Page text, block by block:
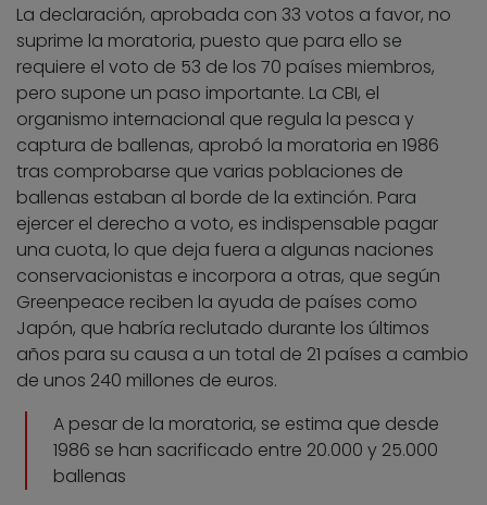
La declaración, aprobada con 33 votos a favor, no
suprime la moratoria, puesto que para ello se
requiere el voto de 53 de los 70 países miembros,
pero supone un paso importante. La CBI, el
organismo internacional que regula la pesca y
captura de ballenas, aprobó la moratoria en 1986
tras comprobarse que varias poblaciones de
ballenas estaban al borde de la extinción. Para
ejercer el derecho a voto, es indispensable pagar
una cuota, lo que deja fuera a algunas naciones
conservacionistas e incorpora a otras, que según
Greenpeace reciben la ayuda de países como
Japón, que habría reclutado durante los últimos
años para su causa a un total de 21 países a cambio
de unos 240 millones de euros.
A pesar de la moratoria, se estima que desde
1986 se han sacrificado entre 20.000 y 25.000
ballenas